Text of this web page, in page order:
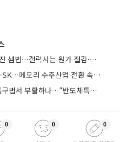
메모리값 폭등에 달라진 셈법…갤럭시는 원가 절감·아이폰은 서비스 확대
‘5년 LTA’ 늘리는 삼성·SK…메모리 수주산업 전환 속 다른 셈법
주52시간 특례, 메가특구법서 부활하나…“반도체특별법 담겨야”
0 0 0